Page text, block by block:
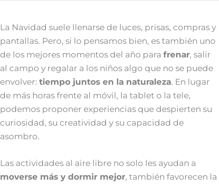
La Navidad suele llenarse de luces, prisas, compras y
pantallas. Pero, si lo pensamos bien, es también uno
de los mejores momentos del año para frenar, salir
al campo y regalar a los niños algo que no se puede
envolver: tiempo juntos en la naturaleza. En lugar
de más horas frente al móvil, la tablet o la tele,
podemos proponer experiencias que despierten su
curiosidad, su creatividad y su capacidad de
asombro.
Las actividades al aire libre no solo les ayudan a
moverse más y dormir mejor, también favorecen la